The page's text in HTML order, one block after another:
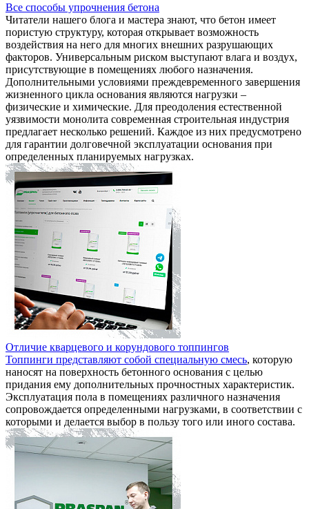
Все способы упрочнения бетона
Читатели нашего блога и мастера знают, что бетон имеет
пористую структуру, которая открывает возможность
воздействия на него для многих внешних разрушающих
факторов. Универсальным риском выступают влага и воздух,
присутствующие в помещениях любого назначения.
Дополнительными условиями преждевременного завершения
жизненного цикла основания являются нагрузки –
физические и химические. Для преодоления естественной
уязвимости монолита современная строительная индустрия
предлагает несколько решений. Каждое из них предусмотрено
для гарантии долговечной эксплуатации основания при
определенных планируемых нагрузках.
Отличие кварцевого и корундового топпингов
Топпинги представляют собой специальную смесь, которую
наносят на поверхность бетонного основания с целью
придания ему дополнительных прочностных характеристик.
Эксплуатация пола в помещениях различного назначения
сопровождается определенными нагрузками, в соответствии с
которыми и делается выбор в пользу того или иного состава.